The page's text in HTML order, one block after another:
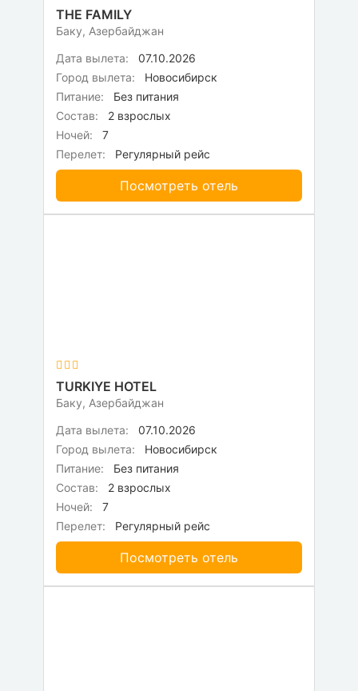
THE FAMILY
Баку, Азербайджан
Дата вылета:
07.10.2026
Город вылета:
Новосибирск
Питание:
Без питания
Состав:
2 взрослых
Ночей:
7
Перелет:
Регулярный рейс
Посмотреть отель
TURKIYE HOTEL
Баку, Азербайджан
Дата вылета:
07.10.2026
Город вылета:
Новосибирск
Питание:
Без питания
Состав:
2 взрослых
Ночей:
7
Перелет:
Регулярный рейс
Посмотреть отель